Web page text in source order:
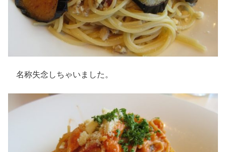
名称失念しちゃいました。